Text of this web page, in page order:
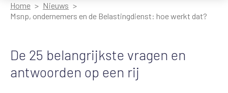
Home
Nieuws
Msnp, ondernemers en de Belastingdienst: hoe werkt dat?
De 25 belangrijkste vragen en
antwoorden op een rij